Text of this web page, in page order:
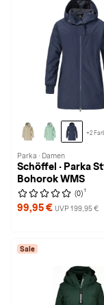
+2
Parka · Damen
Schöffel · Parka
Bohorok WMS
(0) 1
99,95 € UVP 199,95 €
Sale